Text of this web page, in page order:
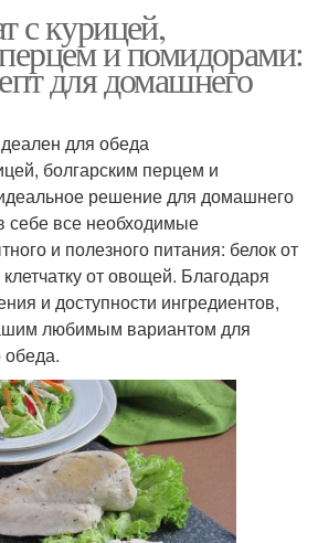
с курицей,
и помидорами:
для домашнего
для обеда
болгарским перцем и
решение для домашнего
себе все необходимые
и полезного питания: белок от
от овощей. Благодаря
и доступности ингредиентов,
любимым вариантом для
обеда.